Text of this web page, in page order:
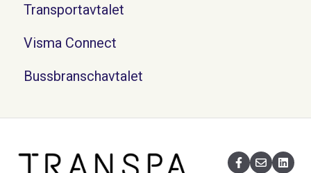
Transportavtalet
Visma Connect
Bussbranschavtalet